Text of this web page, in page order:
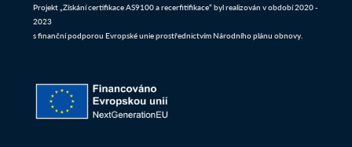
Projekt „Získání certifikace AS9100 a recerfitifikace“ byl realizován v období 2020 -
2023
s finanční podporou Evropské unie prostřednictvím Národního plánu obnovy.